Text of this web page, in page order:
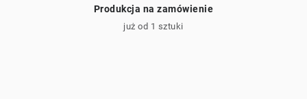
Produkcja na zamówienie
już od 1 sztuki